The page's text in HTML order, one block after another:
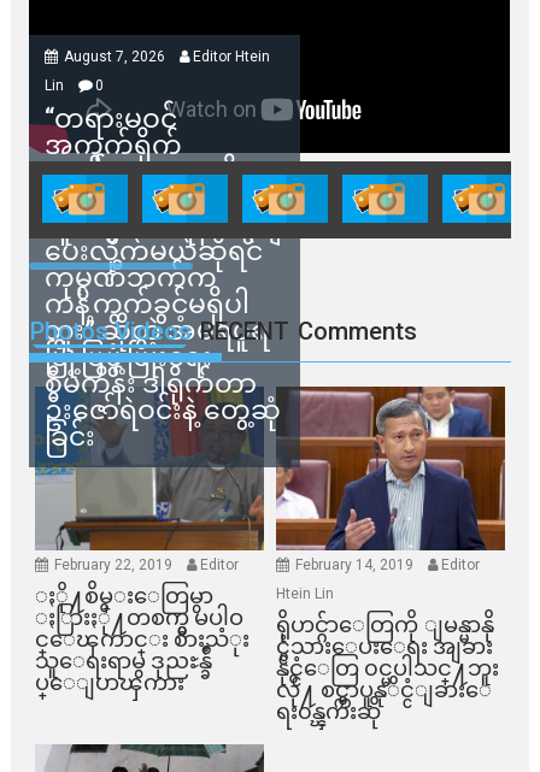
August 7, 2026
Editor Htein
Lin
0
“တရားမဝင်
အကွက်ရိုက်
ရောင်းချမှုတွေကို
သက်ဆိုင်ရာတာဝန်ရှိ
သူတွေက ဂရန်တွေချ
ပေးလိုက်မယ်ဆိုရင်
ကုမ္ပဏီဘက်က
ကန့်ကွက်ခွင့်မရှိပါ
ဘူး” ဆိုတဲ့ အမရပူရ
မြို့ပြဖွံ့ဖြိုးရေး
စီမံကိန်း ဒါရိုက်တာ
ဦးဇော်ရဲဝင်းနဲ့ တွေ့ဆုံ
ခြင်း
Photos Videos RECENT Comments
February 22, 2019 Editor
ႏို႔စိမ္းေတြမွာ
ႏြားႏို႔တစက္မွ မပါဝ
င္ေၾကာင္း စားသံုး
သူေရးရာမွ ဒုညႊန္ခ်ဳ
ပ္ေျပာၾကား
February 14, 2019
Editor
Htein Lin
ရိုဟင္ဂ်ာေတြကို ျမန္မာနို
င္ငံသားေပးေရး အျခား
နိုင္ငံေတြ ၀င္မပါသင္႔ဘူး
လို႔ စင္ကာပူနုိင္ငံျခားေ
ရး၀န္ၾကီးဆို